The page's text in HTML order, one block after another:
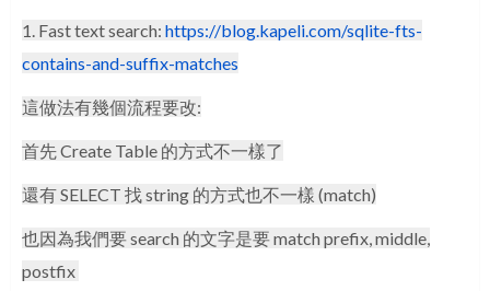
1. Fast text search: https://blog.kapeli.com/sqlite-fts-
contains-and-suffix-matches
這做法有幾個流程要改:
首先 Create Table 的方式不一樣了
還有 SELECT 找 string 的方式也不一樣 (match)
也因為我們要 search 的文字是要 match prefix, middle,
postfix